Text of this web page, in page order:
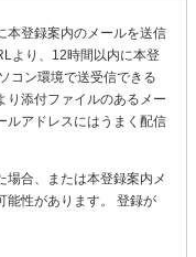
本登録案内のメールを送信
より、12時間以内に本登
コン環境で送受信できる
り添付ファイルのあるメー
ルアドレスにはうまく配信
合、または本登録案内メ
能性があります。 登録が